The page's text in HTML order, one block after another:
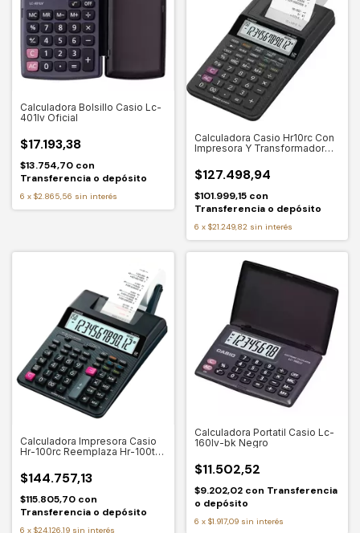
Calculadora Bolsillo Casio Lc-
401lv Oficial
$17.193,38
$13.754,70 con
Transferencia o depósito
6 x $2.865,56 sin interés
Calculadora Casio Hr10rc Con
Impresora Y Transformador
$127.498,94
$101.999,15 con
Transferencia o depósito
6 x $21.249,82 sin interés
Calculadora Impresora Casio
Hr-100rc Reemplaza Hr-100tm
$144.757,13
$115.805,70 con
Transferencia o depósito
6 x $24.126,19 sin interés
Calculadora Portatil Casio Lc-
160lv-bk Negro
$11.502,52
$9.202,02 con Transferencia
o depósito
6 x $1.917,09 sin interés